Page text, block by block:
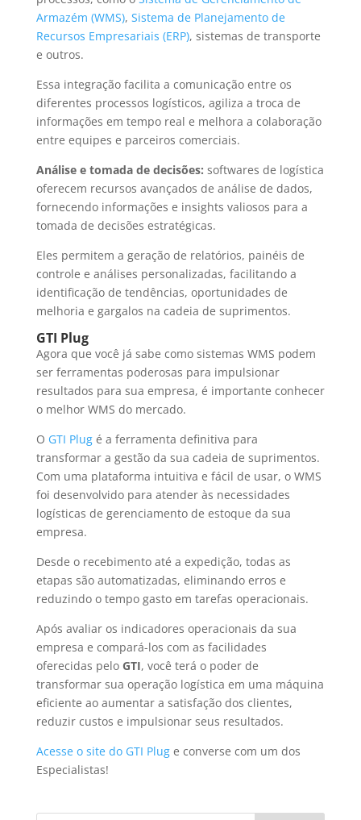
Armazém (WMS), Sistema de Planejamento de
Recursos Empresariais (ERP), sistemas de transporte
e outros.
Essa integração facilita a comunicação entre os
diferentes processos logísticos, agiliza a troca de
informações em tempo real e melhora a colaboração
entre equipes e parceiros comerciais.
Análise e tomada de decisões: softwares de logística
oferecem recursos avançados de análise de dados,
fornecendo informações e insights valiosos para a
tomada de decisões estratégicas.
Eles permitem a geração de relatórios, painéis de
controle e análises personalizadas, facilitando a
identificação de tendências, oportunidades de
melhoria e gargalos na cadeia de suprimentos.
GTI Plug
Agora que você já sabe como sistemas WMS podem
ser ferramentas poderosas para impulsionar
resultados para sua empresa, é importante conhecer
o melhor WMS do mercado.
O GTI Plugé a ferramenta definitiva para
transformar a gestão da sua cadeia de suprimentos.
Com uma plataforma intuitiva e fácil de usar, o WMS
foi desenvolvido para atender às necessidades
logísticas de gerenciamento de estoque da sua
empresa.
Desde o recebimento até a expedição, todas as
etapas são automatizadas, eliminando erros e
reduzindo o tempo gasto em tarefas operacionais.
Após avaliar os indicadores operacionais da sua
empresa e compará-los com as facilidades
oferecidas pelo GTI, você terá o poder de
transformar sua operação logística em uma máquina
eficiente ao aumentar a satisfação dos clientes,
reduzir custos e impulsionar seus resultados.
Acesse o site do GTI Pluge converse com um dos
Especialistas!